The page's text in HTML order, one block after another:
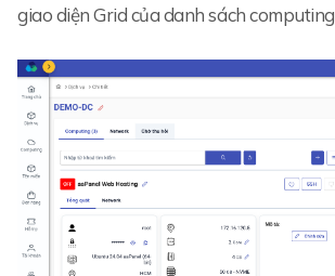
giao diện Grid của danh sách computing